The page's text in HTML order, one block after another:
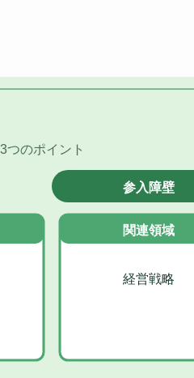
つのポイント
参入障壁
関連領域
経営戦略